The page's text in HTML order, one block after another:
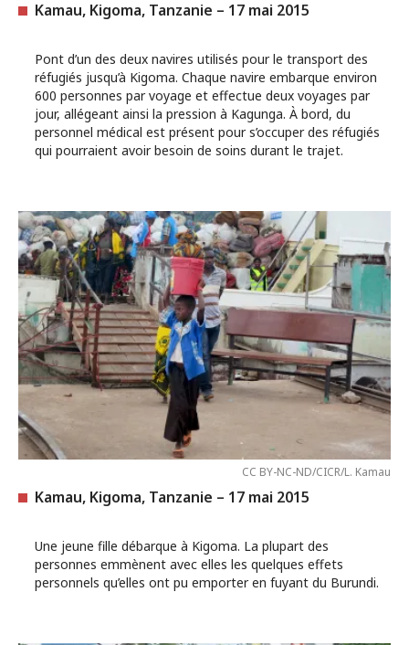
Kamau, Kigoma, Tanzanie – 17 mai 2015
Pont d’un des deux navires utilisés pour le transport des
réfugiés jusqu’à Kigoma. Chaque navire embarque environ
600 personnes par voyage et effectue deux voyages par
jour, allégeant ainsi la pression à Kagunga. À bord, du
personnel médical est présent pour s’occuper des réfugiés
qui pourraient avoir besoin de soins durant le trajet.
CC BY-NC-ND/CICR/L. Kamau
Kamau, Kigoma, Tanzanie – 17 mai 2015
Une jeune fille débarque à Kigoma. La plupart des
personnes emmènent avec elles les quelques effets
personnels qu’elles ont pu emporter en fuyant du Burundi.